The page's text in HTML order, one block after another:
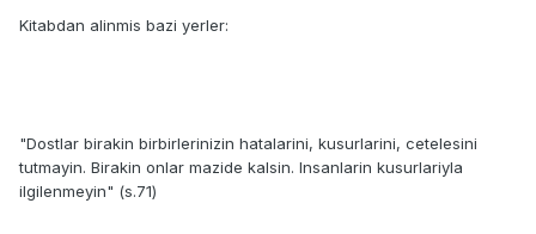
Kitabdan alinmis bazi yerler:
"Dostlar birakin birbirlerinizin hatalarini, kusurlarini, cetelesini
tutmayin. Birakin onlar mazide kalsin. Insanlarin kusurlariyla
ilgilenmeyin" (s.71)